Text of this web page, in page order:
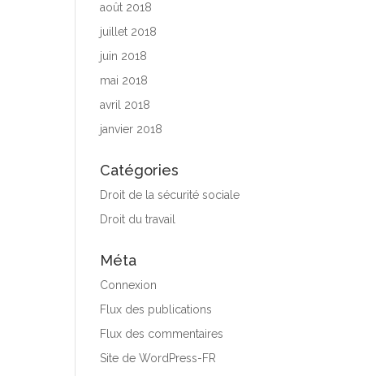
août 2018
juillet 2018
juin 2018
mai 2018
avril 2018
janvier 2018
Catégories
Droit de la sécurité sociale
Droit du travail
Méta
Connexion
Flux des publications
Flux des commentaires
Site de WordPress-FR